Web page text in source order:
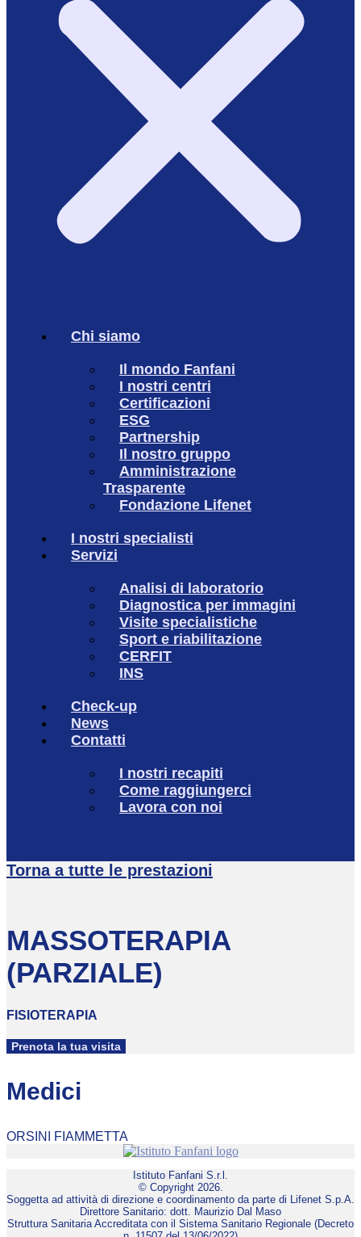
Chi siamo
Il mondo Fanfani
I nostri centri
Certificazioni
ESG
Partnership
Il nostro gruppo
Amministrazione
Trasparente
Fondazione Lifenet
I nostri specialisti
Servizi
Analisi di laboratorio
Diagnostica per immagini
Visite specialistiche
Sport e riabilitazione
CERFIT
INS
Check-up
News
Contatti
I nostri recapiti
Come raggiungerci
Lavora con noi
Torna a tutte le prestazioni
MASSOTERAPIA
(PARZIALE)
FISIOTERAPIA
Prenota la tua visita
Medici
ORSINI FIAMMETTA
Istituto Fanfani S.r.l.
© Copyright 2026.
Soggetta ad attività di direzione e coordinamento da parte di Lifenet S.p.A.
Direttore Sanitario: dott. Maurizio Dal Maso
Struttura Sanitaria Accreditata con il Sistema Sanitario Regionale (Decreto